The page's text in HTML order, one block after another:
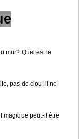
mur? Quel est le
pas de clou, il ne
magique peut-il être